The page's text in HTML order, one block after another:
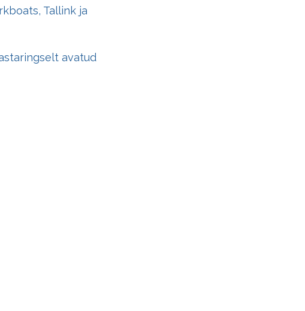
Tallink ja
avatud